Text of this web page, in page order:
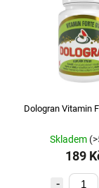
Dologran Vitamin
Skladem
189